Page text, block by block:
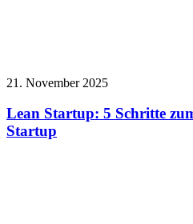
21. November 2025
Lean Startup: 5 Schritte
Startup